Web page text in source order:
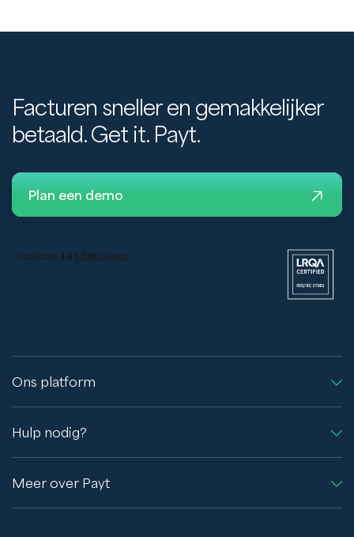
Facturen sneller en gemakkelijker
betaald. Get it. Payt.
Plan een demo
Ons platform
Hulp nodig?
Meer over Payt